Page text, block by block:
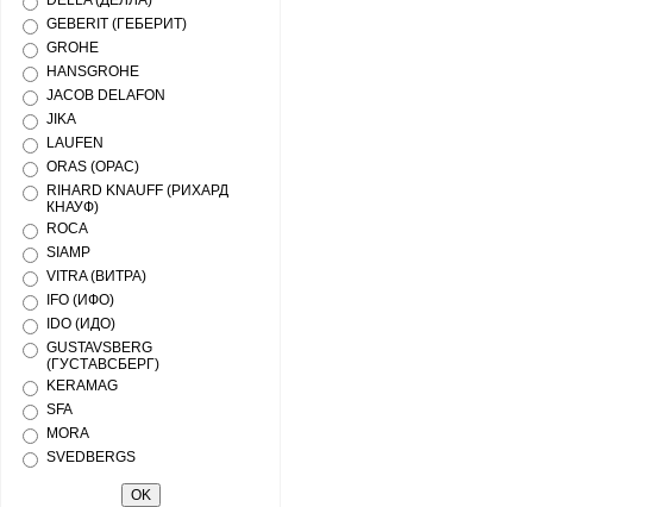
GEBERIT (ГЕБЕРИТ)
GROHE
HANSGROHE
JACOB DELAFON
JIKA
LAUFEN
ORAS (ОРАС)
RIHARD KNAUFF (РИХАРД
КНАУФ)
ROCA
SIAMP
VITRA (ВИТРА)
IFO (ИФО)
IDO (ИДО)
GUSTAVSBERG
(ГУСТАВСБЕРГ)
KERAMAG
SFA
MORA
SVEDBERGS